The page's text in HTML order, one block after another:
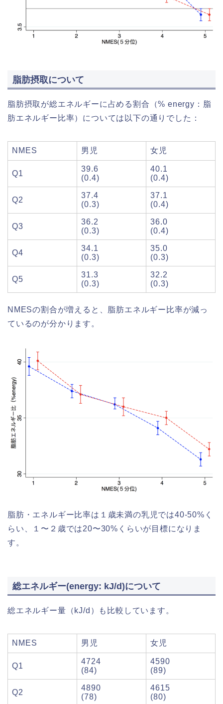
脂肪摂取について
脂肪摂取が総エネルギーに占める割合（% energy：脂
肪エネルギー比率）については以下の通りでした：
NMES 男児 女児
Q1
39.6
(0.4)
40.1
(0.4)
Q2
37.4
(0.3)
37.1
(0.4)
Q3
36.2
(0.3)
36.0
(0.4)
Q4
34.1
(0.3)
35.0
(0.3)
Q5
31.3
(0.3)
32.2
(0.3)
NMESの割合が増えると、脂肪エネルギー比率が減っ
ているのが分かります。
脂肪・エネルギー比率は１歳未満の乳児では40-50%く
らい、１〜２歳では20〜30%くらいが目標になりま
す。
総エネルギー(energy: kJ/d)について
総エネルギー量（kJ/d）も比較しています。
NMES 男児 女児
Q1
4724
(84)
4590
(89)
Q2
4890
(78)
4615
(80)